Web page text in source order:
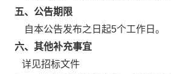
五、公告期限
自本公告发布之日起5个工作日。
六、其他补充事宜
详见招标文件